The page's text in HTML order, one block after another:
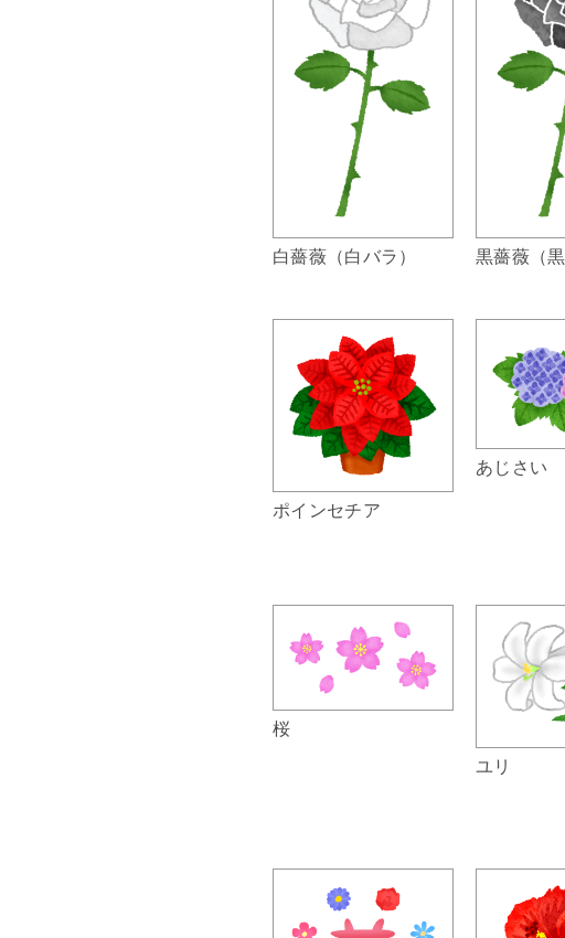
白薔薇（白バラ） 黒薔薇（黒
ポインセチア
あじさい
桜
ユリ